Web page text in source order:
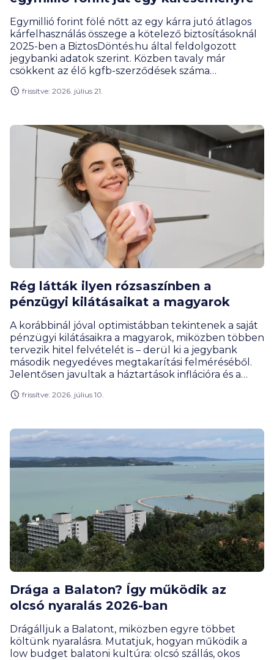
Egymillió forint fölé nőtt az egy kárra jutó átlagos
kárfelhasználás összege a kötelező biztosításoknál
2025-ben a BiztosDöntés.hu által feldolgozott
jegybanki adatok szerint. Közben tavaly már
csökkent az élő kgfb-szerződések száma
látható visszaeséssel magyarázható.
frissítve: 2026. július 21.
Rég látták ilyen rózsaszínben a
pénzügyi kilátásaikat a magyarok
A korábbinál jóval optimistábban tekintenek a saját
pénzügyi kilátásaikra a magyarok, miközben többen
tervezik hitel felvételét is – derül ki a jegybank
második negyedéves megtakarítási felméréséből.
Jelentősen javultak a háztartások inflációra és a
frissítve: 2026. július 10.
Drága a Balaton? Így működik az
olcsó nyaralás 2026-ban
Drágálljuk a Balatont, miközben egyre többet
költünk nyaralásra. Mutatjuk, hogyan működik a
low budget balatoni kultúra: olcsó szállás, okos